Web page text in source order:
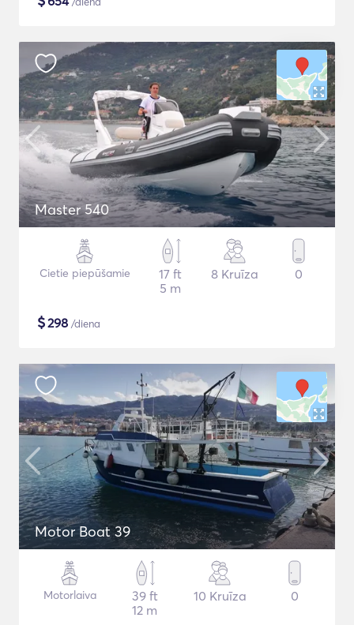
Master 540
Cietie piepūšamie
17 ft
5 m
8 Kruīza 0
$298 /diena
Motor Boat 39
Motorlaiva
39 ft
12 m
10 Kruīza 0